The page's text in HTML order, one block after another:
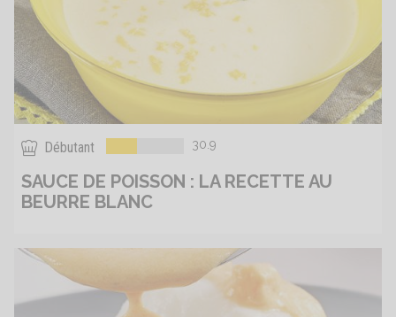
Débutant 30.9
SAUCE DE POISSON : LA RECETTE AU
BEURRE BLANC